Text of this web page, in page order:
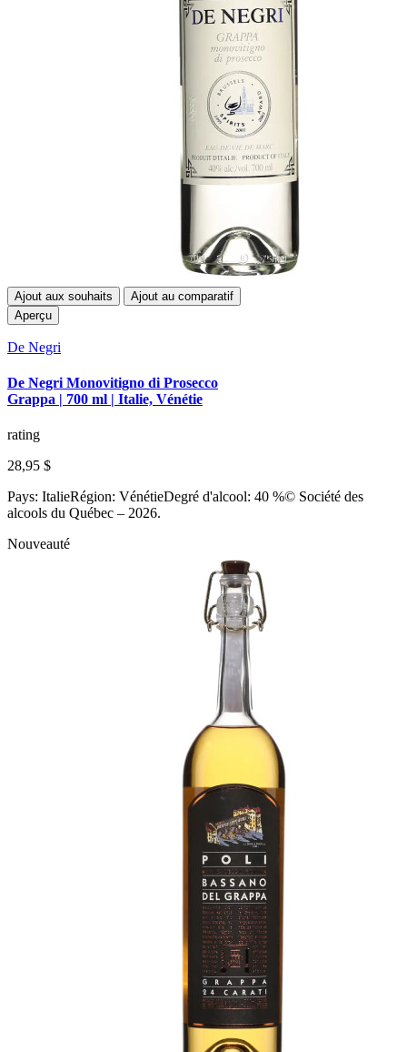
Ajout aux souhaits
Ajout au comparatif
Aperçu
De Negri
De Negri Monovitigno di Prosecco
Grappa | 700 ml | Italie, Vénétie
rating
28,95 $
Pays: ItalieRégion: VénétieDegré d'alcool: 40 %© Société des
alcools du Québec – 2026.
Nouveauté